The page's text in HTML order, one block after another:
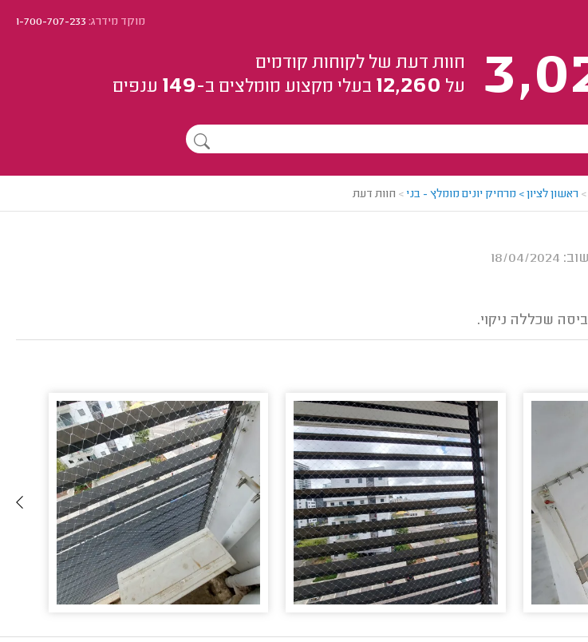
מוקד מידרג:1-700-707-233
חוות דעת של לקוחות קודמים
על 12,260 בעלי מקצוע מומלצים ב-149 ענפים
> ראשון לציון > מרחיק יונים מומלץ - בני > חוות דעת
04/2024
שכללה ניקוי.